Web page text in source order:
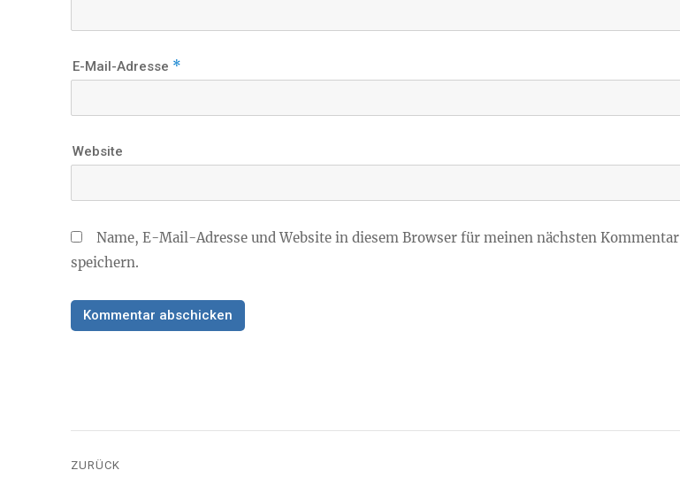
E-Mail-Adresse *
Website
Name, E-Mail-Adresse und Website in diesem Browser für meinen nächsten Kommentar
speichern.
ZURÜCK